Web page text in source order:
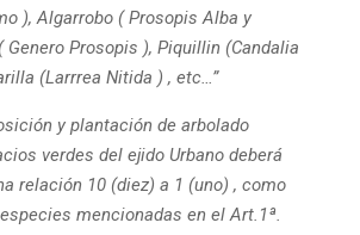
),Algarrobo( Prosopis Alba y
( Genero Prosopis ), Piquillin (Candalia
(Larrrea Nitida ) , etc…”
y plantación de arbolado
verdes del ejido Urbano deberá
relación 10 (diez) a 1 (uno) , como
mencionadas en el Art.1ª.